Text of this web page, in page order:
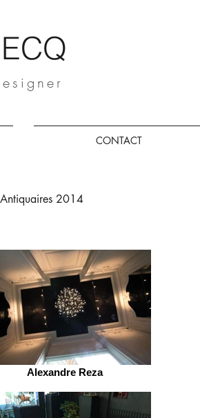
CONTACT
2014
Alexandre Reza